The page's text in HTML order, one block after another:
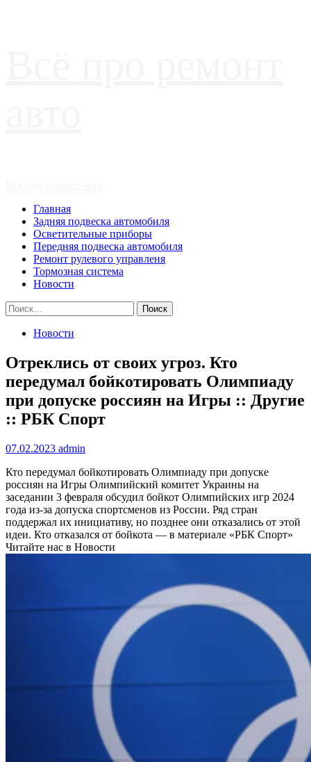
Главная
Задняя подвеска автомобиля
Осветительные приборы
Передняя подвеска автомобиля
Ремонт рулевого управленя
Тормозная система
Новости
Найти:
Новости
Отреклись от своих угроз. Кто
передумал бойкотировать Олимпиаду
при допуске россиян на Игры :: Другие
:: РБК Спорт
07.02.2023 admin
Кто передумал бойкотировать Олимпиаду при допуске
россиян на Игры Олимпийский комитет Украины на
заседании 3 февраля обсудил бойкот Олимпийских игр 2024
года из-за допуска спортсменов из России. Ряд стран
поддержал их инициативу, но позднее они отказались от этой
идеи. Кто отказался от бойкота — в материале «РБК Спорт»
Читайте нас в Новости